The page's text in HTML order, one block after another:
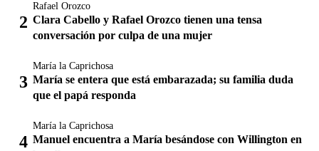
Rafael Orozco
Clara Cabello y Rafael Orozco tienen una tensa
conversación por culpa de una mujer
María la Caprichosa
María se entera que está embarazada; su familia duda
que el papá responda
María la Caprichosa
Manuel encuentra a María besándose con Willington en